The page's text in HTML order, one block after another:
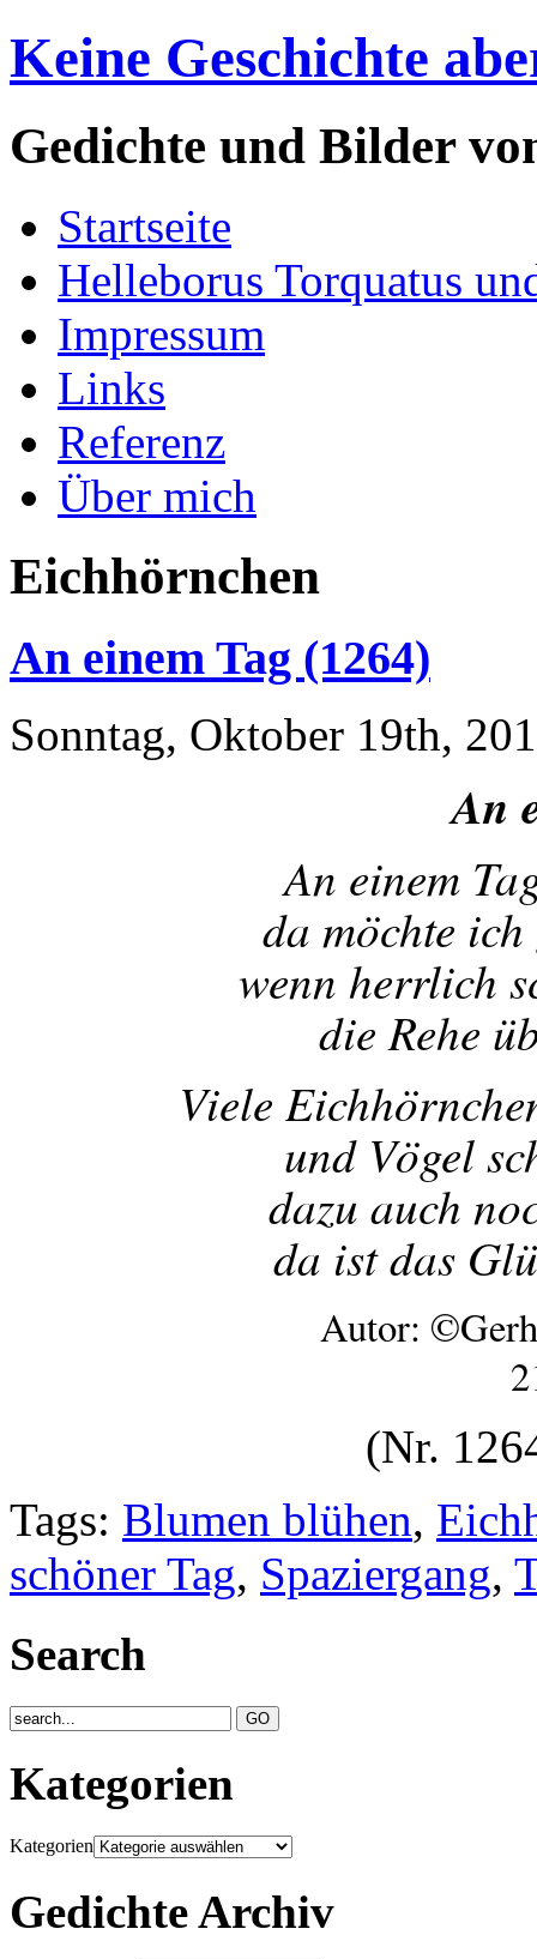
Keine Geschichte
Gedichte und Bilder
Startseite
Helleborus Torquatus
Impressum
Links
Referenz
Über mich
Eichhörnchen
An einem Tag (1264)
Sonntag, Oktober 19th,
An
An einem
da möchte
wenn herrlich
die Rehe
Viele
und Vögel
dazu auch
da ist das
Autor:
(Nr.
Tags: Blumen blühen,
schöner Tag, Spaziergang,
Search
Kategorien
Kategorien
Gedichte Archiv